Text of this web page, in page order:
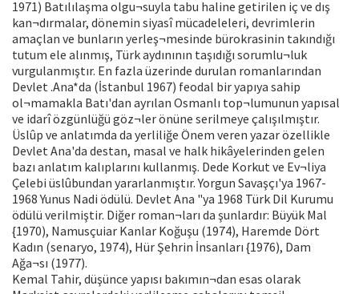
1971) Batılılaşma olgu¬suyla tabu haline getirilen iç ve dış
kan¬dırmalar, dönemin siyasî mücadeleleri, devrimlerin
amaçlan ve bunların yerleş¬mesinde bürokrasinin takındığı
tutum ele alınmış, Türk aydınının taşıdığı sorumlu¬luk
vurgulanmıştır. En fazla üzerinde durulan romanlarından
Devlet .Ana*da (İstanbul 1967) feodal bir yapıya sahip
ol¬mamakla Batı'dan ayrılan Osmanlı top¬lumunun yapısal
ve idarî özgünlüğü göz¬ler önüne serilmeye çalışılmıştır.
Üslûp ve anlatımda da yerliliğe Önem veren yazar özellikle
Devlet Ana'da destan, masal ve halk hikâyelerinden gelen
bazı anlatım kalıplarını kullanmış. Dede Korkut ve Ev¬liya
Çelebi üslûbundan yararlanmıştır. Yorgun Savaşçı'ya 1967-
1968 Yunus Nadi ödülü. Devlet Ana "ya 1968 Türk Dil Kurumu
ödülü verilmiştir. Diğer roman¬ları da şunlardır: Büyük Mal
{1970), Namusçuiar Kanlar Koğuşu (1974), Haremde Dört
Kadın (senaryo, 1974), Hür Şehrin İnsanları {1976), Dam
Ağa¬sı (1977).
Kemal Tahir, düşünce yapısı bakımın¬dan esas olarak